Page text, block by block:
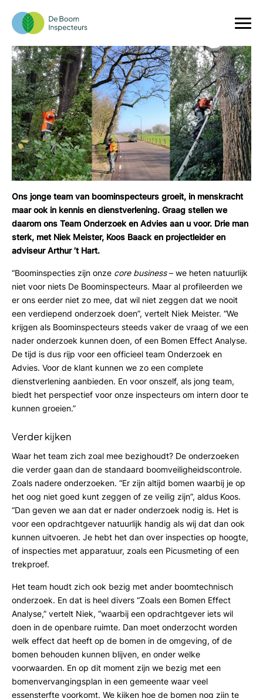
Even voorstellen: Team Onderzoek en
Advies
Ons jonge team van boominspecteurs groeit, in menskracht
maar ook in kennis en dienstverlening. Graag stellen we
daarom ons Team Onderzoek en Advies aan u voor. Drie man
sterk, met Niek Meister, Koos Baack en projectleider en
adviseur Arthur ’t Hart.
“Boominspecties zijn onze core business– we heten natuurlijk
niet voor niets De Boominspecteurs. Maar al profileerden we
er ons eerder niet zo mee, dat wil niet zeggen dat we nooit
een verdiepend onderzoek doen”, vertelt Niek Meister. “We
krijgen als Boominspecteurs steeds vaker de vraag of we een
nader onderzoek kunnen doen, of een Bomen Effect Analyse.
De tijd is dus rijp voor een officieel team Onderzoek en
Advies. Voor de klant kunnen we zo een complete
dienstverlening aanbieden. En voor onszelf, als jong team,
biedt het perspectief voor onze inspecteurs om intern door te
kunnen groeien.”
Verder kijken
Waar het team zich zoal mee bezighoudt? De onderzoeken
die verder gaan dan de standaard boomveiligheidscontrole.
Zoals nadere onderzoeken. “Er zijn altijd bomen waarbij je op
het oog niet goed kunt zeggen of ze veilig zijn”, aldus Koos.
“Dan geven we aan dat er nader onderzoek nodig is. Het is
voor een opdrachtgever natuurlijk handig als wij dat dan ook
kunnen uitvoeren. Je hebt het dan over inspecties op hoogte,
of inspecties met apparatuur, zoals een Picusmeting of een
trekproef.
Het team houdt zich ook bezig met ander boomtechnisch
onderzoek. En dat is heel divers “Zoals een Bomen Effect
Analyse,” vertelt Niek, “waarbij een opdrachtgever iets wil
doen in de openbare ruimte. Dan moet onderzocht worden
welk effect dat heeft op de bomen in de omgeving, of de
bomen behouden kunnen blijven, en onder welke
voorwaarden. En op dit moment zijn we bezig met een
bomenvervangingsplan in een gemeente waar veel
essensterfte voorkomt. We kijken hoe de bomen nog zijn te